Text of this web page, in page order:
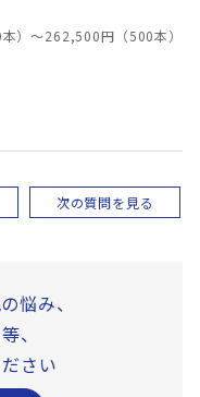
）～262,500円（500本）
次の質問を見る
悩み、
、
さい